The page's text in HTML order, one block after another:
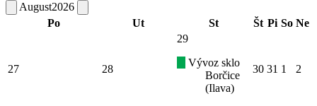
August2026
Po
Ut St Št Pi So Ne
27 28
29
Vývoz sklo
Borčice
(Ilava)
30 31 1 2